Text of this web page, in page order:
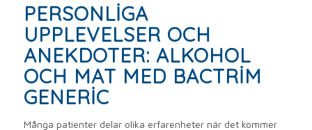
PERSONLIGA
UPPLEVELSER OCH
ANEKDOTER: ALKOHOL
OCH MAT MED BACTRIM
GENERIC
Många patienter delar olika erfarenheter när det kommer